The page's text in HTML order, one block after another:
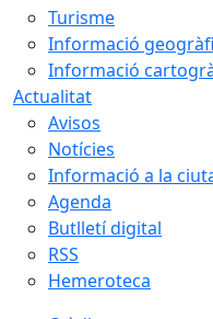
Turisme
Informació
Informació
Actualitat
Avisos
Notícies
Informació a la
Agenda
Butlletí digital
RSS
Hemeroteca